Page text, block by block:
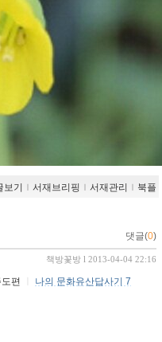
보기 ｌ 서재브리핑 ｌ 서재관리 ｌ 북플
댓글(0)
책방꽃방 l 2013-04-04 22:16
편
나의 문화유산답사기 7